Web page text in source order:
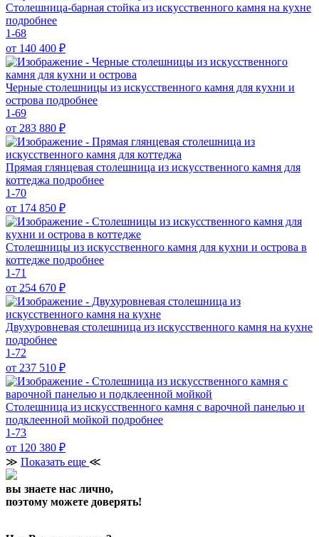
Столешница-барная стойка из искусственного камня на кухне
подробнее
1-68
от 140 400 ₽
Черные столешницы из искусственного камня для кухни и
острова подробнее
1-69
от 283 880 ₽
Прямая глянцевая столешница из искусственного камня для
коттеджа подробнее
1-70
от 174 850 ₽
Столешницы из искусственного камня для кухни и острова в
коттедже подробнее
1-71
от 254 670 ₽
Двухуровневая столешница из искусственного камня на кухне
подробнее
1-72
от 237 510 ₽
Столешница из искусственного камня с варочной панелью и
подклеенной мойкой подробнее
1-73
от 120 380 ₽
≫ Показать еще ≪
вы знаете нас лично,
поэтому можете доверять!